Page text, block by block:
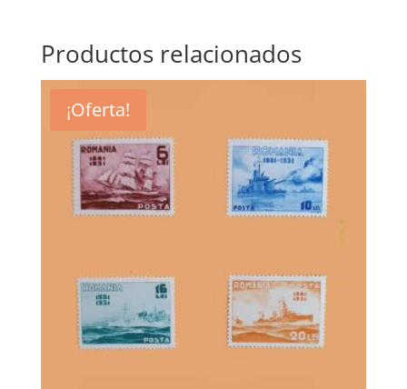
Productos relacionados
¡Oferta!